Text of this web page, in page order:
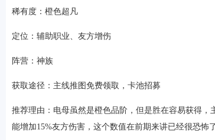
稀有度：橙色超凡
定位：辅助职业、友方增伤
阵营：神族
获取途径：主线推图免费领取，卡池招募
推荐理由：电母虽然是橙色品阶，但是胜在容易获得
能增加15%友方伤害，这个数值在前期来讲已经很恐